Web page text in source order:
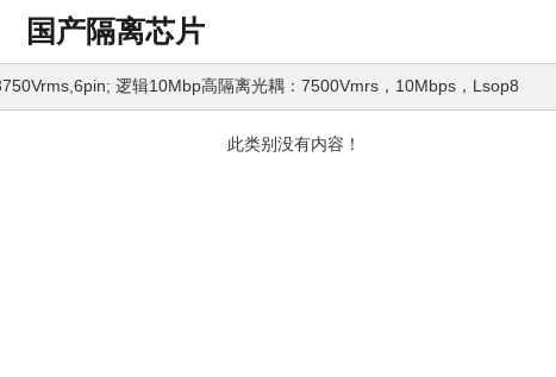
国产隔离芯片
逻辑10Mbp高隔离光耦：7500Vmrs，10Mbps，Lsop8
此类别没有内容！